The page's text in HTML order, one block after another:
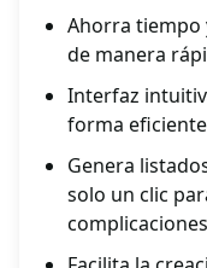
Ahorra tiempo
de manera
Interfaz
forma
Genera
solo un clic